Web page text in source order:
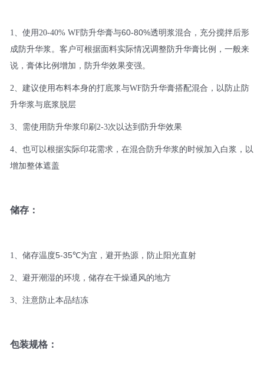
1、 使 用 20-40% WF防升华膏与60-80%透明浆混合，充分搅拌后形
成防升华浆。客户可根据面料实际情况调整防升华膏比例，一般来
说，膏体比例增加，防升华效果变强。
2、 建议使用布料本身的打底浆与WF防升华膏搭配混合，以防止防
升华浆与底浆脱层
3、 需使用防升华浆印刷 2-3次以达到防升华效果
4、 也可以根据实际印花需求，在混合防升华浆的时候加入白浆，以
增加整体遮盖
储存：
1 储存温度5-35℃为宜，避开热源，防止阳光直射
2 避开潮湿的环境，储存在干燥通风的地方
3、 注意防止本品结冻
包装规格：